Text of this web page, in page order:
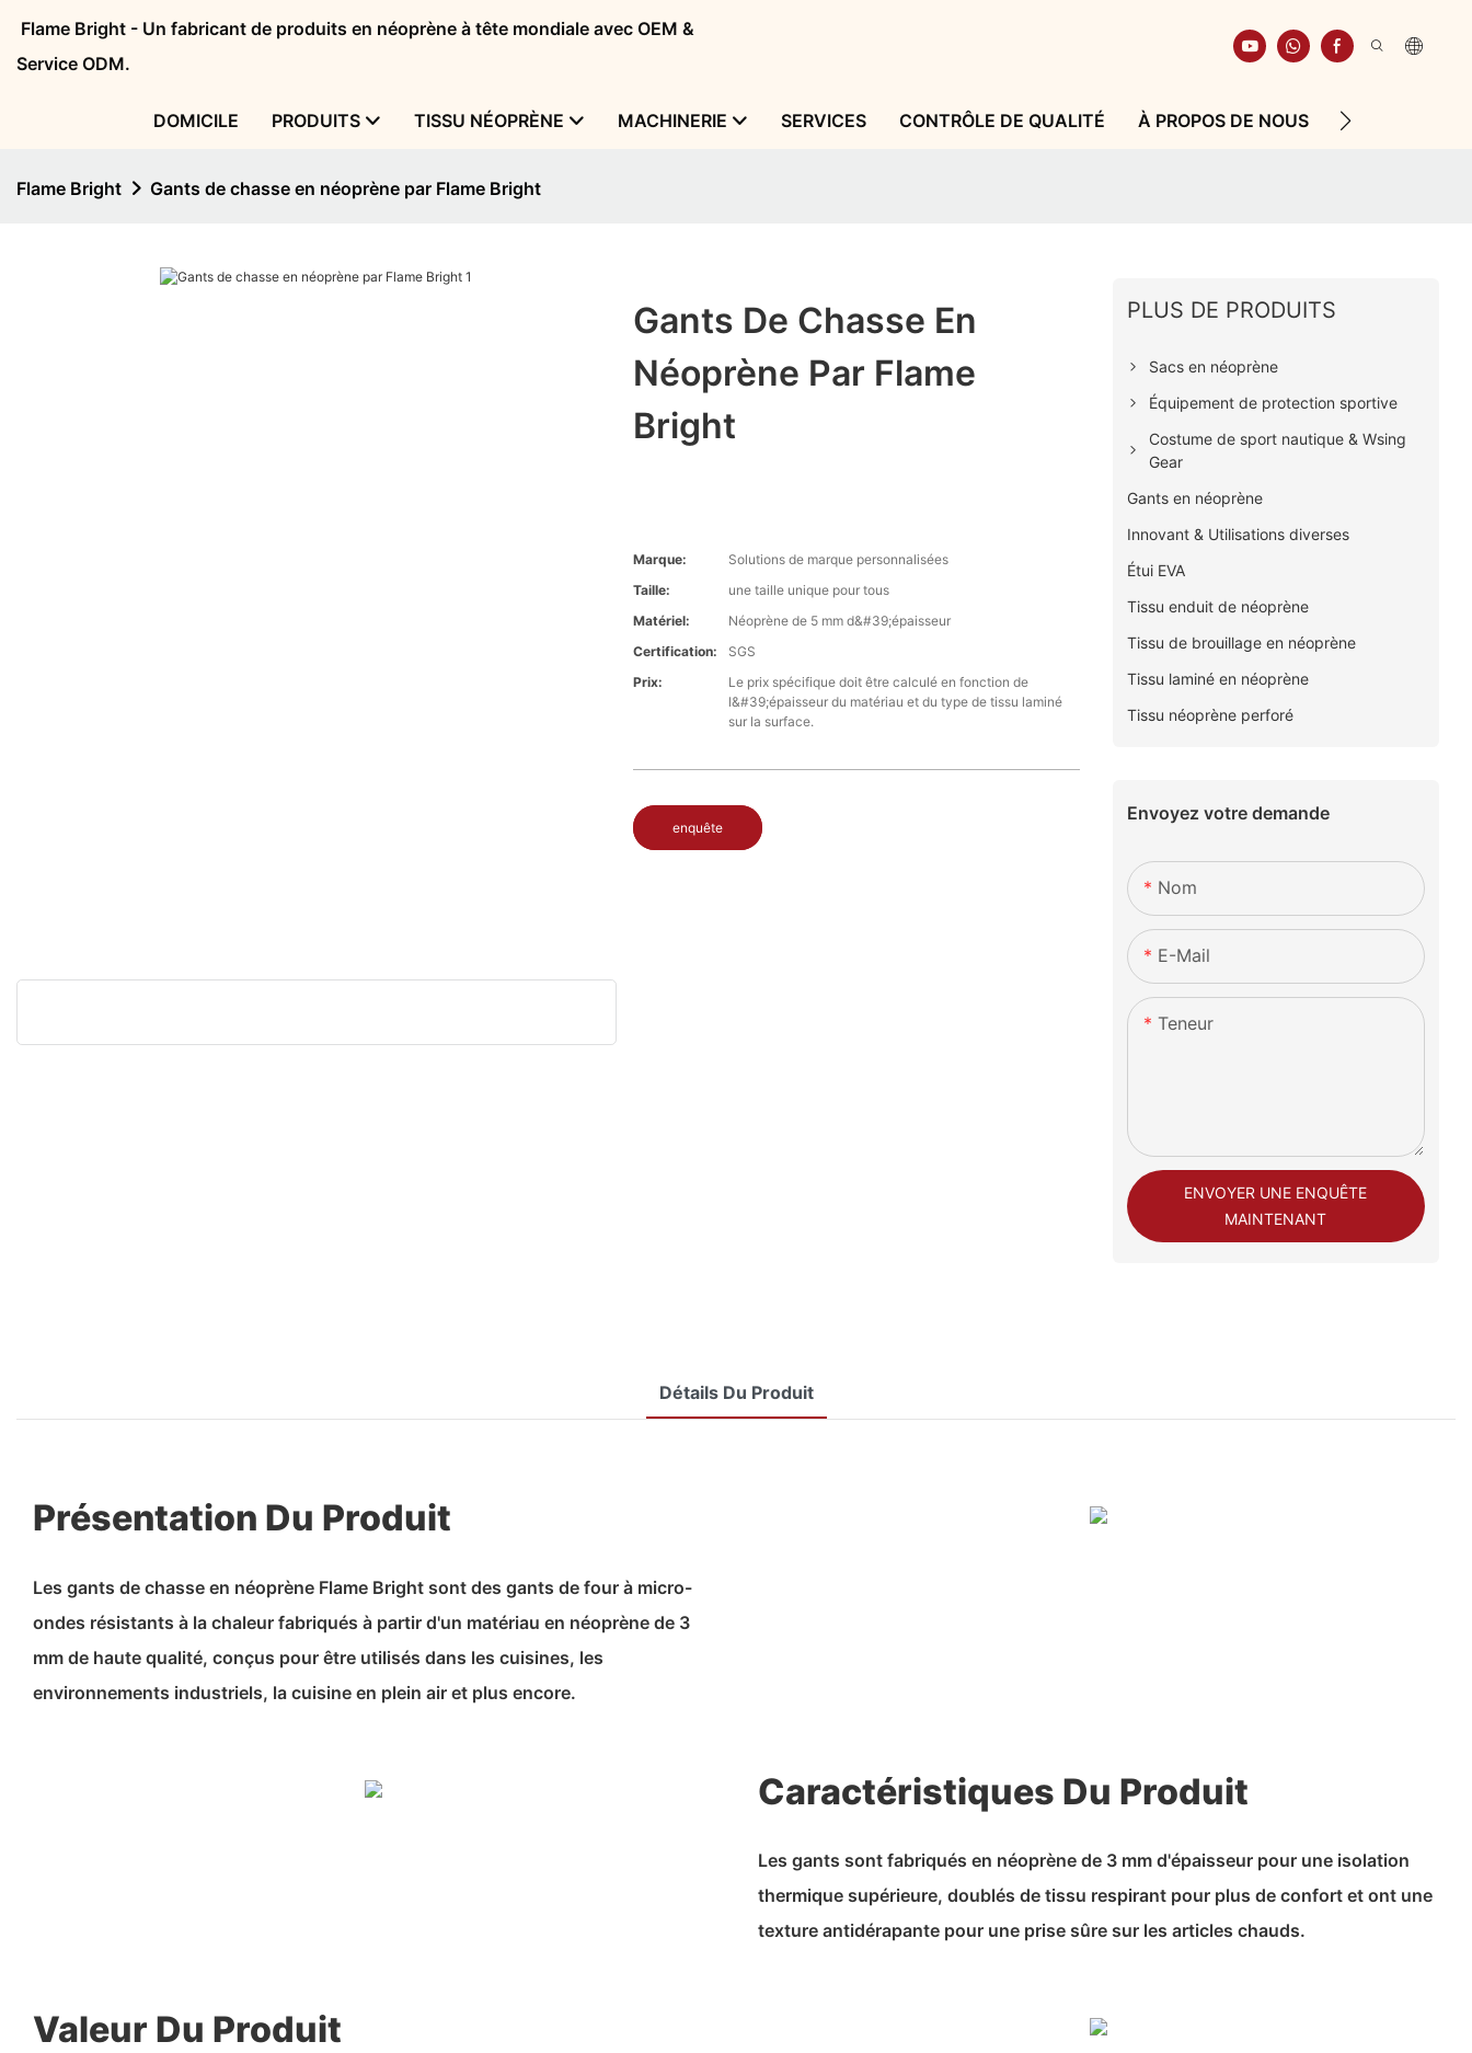
Flame Bright - Un fabricant de produits en néoprène à tête mondiale avec OEM &
Service ODM.
DOMICILE PRODUITS TISSU NÉOPRÈNE MACHINERIE SERVICES CONTRÔLE DE QUALITÉ À PROPOS DE NOUS RESSOURCE
Flame Bright Gants de chasse en néoprène par Flame Bright
Gants De Chasse En
Néoprène Par Flame
Bright
Marque:
Solutions de marque personnalisées
Taille:
une taille unique pour tous
Matériel:
Néoprène de 5 mm d&#39;épaisseur
Certification:
SGS
Prix:
Le prix spécifique doit être calculé en fonction de
l&#39;épaisseur du matériau et du type de tissu laminé
sur la surface.
enquête
PLUS DE PRODUITS
Sacs en néoprène
Équipement de protection sportive
Costume de sport nautique & Wsing
Gear
Gants en néoprène
Innovant & Utilisations diverses
Étui EVA
Tissu enduit de néoprène
Tissu de brouillage en néoprène
Tissu laminé en néoprène
Tissu néoprène perforé
Envoyez votre demande
Nom
E-Mail
Teneur
ENVOYER UNE ENQUÊTE
MAINTENANT
Détails Du Produit
Présentation Du Produit
Les gants de chasse en néoprène Flame Bright sont des gants de four à micro-
ondes résistants à la chaleur fabriqués à partir d'un matériau en néoprène de 3
mm de haute qualité, conçus pour être utilisés dans les cuisines, les
environnements industriels, la cuisine en plein air et plus encore.
Caractéristiques Du Produit
Les gants sont fabriqués en néoprène de 3 mm d'épaisseur pour une isolation
thermique supérieure, doublés de tissu respirant pour plus de confort et ont une
texture antidérapante pour une prise sûre sur les articles chauds.
Valeur Du Produit